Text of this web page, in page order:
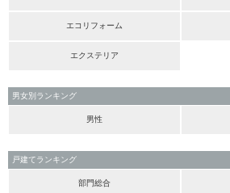
エコリフォーム
エクステリア
男女別ランキング
男性
戸建てランキング
部門総合